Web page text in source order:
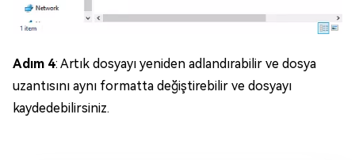
Adım 4: Artık dosyayı yeniden adlandırabilir ve dosya
uzantısını aynı formatta değiştirebilir ve dosyayı
kaydedebilirsiniz.